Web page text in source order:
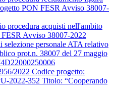
PON FESR Avviso 38007-
procedura acquisti nell'ambito
Avviso 38007-2022
selezione personale ATA relativo
prot.n. 38007 del 27 maggio
2022 Codice progetto:
2022-352 Titolo: “Cooperando